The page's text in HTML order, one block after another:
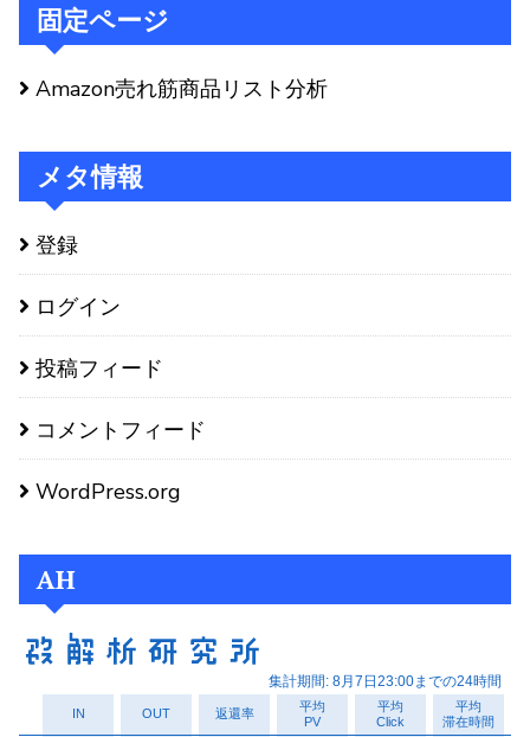
固定ページ
Amazon売れ筋商品リスト分析
メタ情報
登録
ログイン
投稿フィード
コメントフィード
WordPress.org
AH